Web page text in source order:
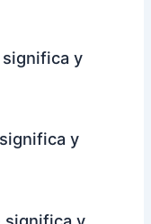
significa y
y